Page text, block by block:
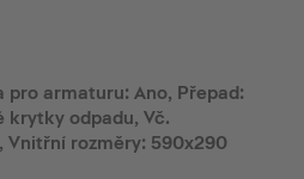
pro armaturu: Ano, Přepad:
krytky odpadu, Vč.
Vnitřní rozměry: 590x290